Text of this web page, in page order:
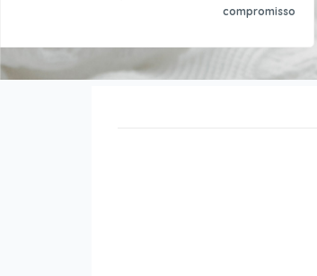
compromisso